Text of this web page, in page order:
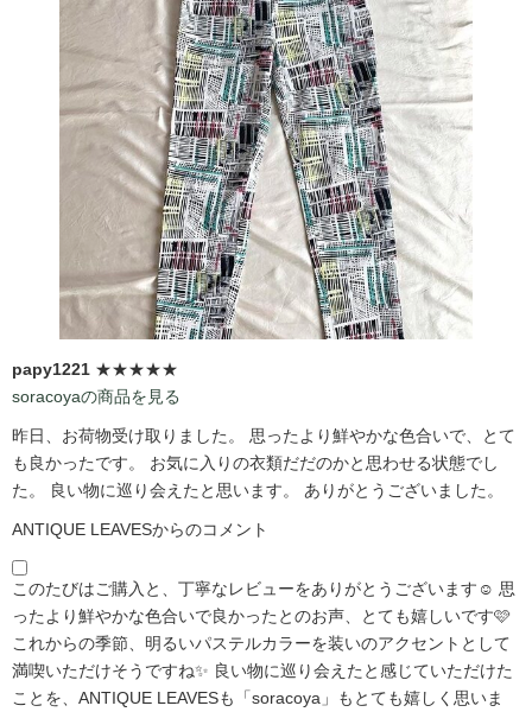
papy1221 ★★★★★
soracoyaの商品を見る
昨日、お荷物受け取りました。 思ったより鮮やかな色合いで、とて
も良かったです。 お気に入りの衣類だだのかと思わせる状態でし
た。 良い物に巡り会えたと思います。 ありがとうございました。
ANTIQUE LEAVESからのコメント
このたびはご購入と、丁寧なレビューをありがとうございます☺️ 思
ったより鮮やかな色合いで良かったとのお声、とても嬉しいです🩷
これからの季節、明るいパステルカラーを装いのアクセントとして
満喫いただけそうですね✨ 良い物に巡り会えたと感じていただけた
ことを、ANTIQUE LEAVESも「soracoya」もとても嬉しく思いま